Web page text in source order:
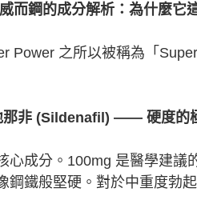
而鋼的成分解析：為什麼它
Power 之所以被稱為「
那非 (Sildenafil) —— 硬度的
心成分。100mg 是醫學建議
鋼鐵般堅硬。對於中重度勃